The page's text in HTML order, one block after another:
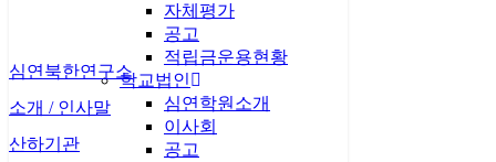
자체평가
공고
적립금운용현황
학교법인
심연학원소개
이사회
공고
심연북한연구소
소개 / 인사말
산하기관